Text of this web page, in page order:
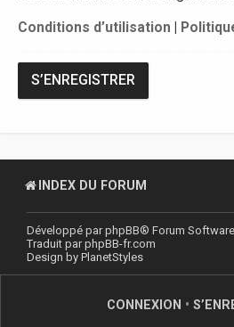
Conditions d’utilisation
S’ENREGISTRER
INDEX DU FORUM
Développé parphpBB® Forum
Traduit parphpBB-fr.com
Design by PlanetStyles
CONNEXION •